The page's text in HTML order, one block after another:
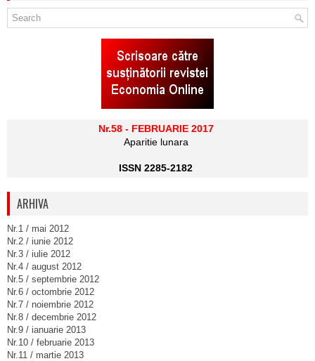
Nr.58 - FEBRUARIE 2017
Aparitie lunara
ISSN 2285-2182
ARHIVA
Nr.1 / mai 2012
Nr.2 / iunie 2012
Nr.3 / iulie 2012
Nr.4 / august 2012
Nr.5 / septembrie 2012
Nr.6 / octombrie 2012
Nr.7 / noiembrie 2012
Nr.8 / decembrie 2012
Nr.9 / ianuarie 2013
Nr.10 / februarie 2013
Nr.11 / martie 2013